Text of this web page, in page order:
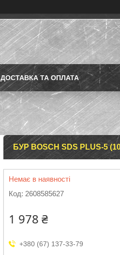
ДОСТАВКА ТА ОПЛАТА
БУР BOSCH SDS PLUS-5
Немає в наявності
Код: 2608585627
1 978 ₴
+380 (67) 137-33-79